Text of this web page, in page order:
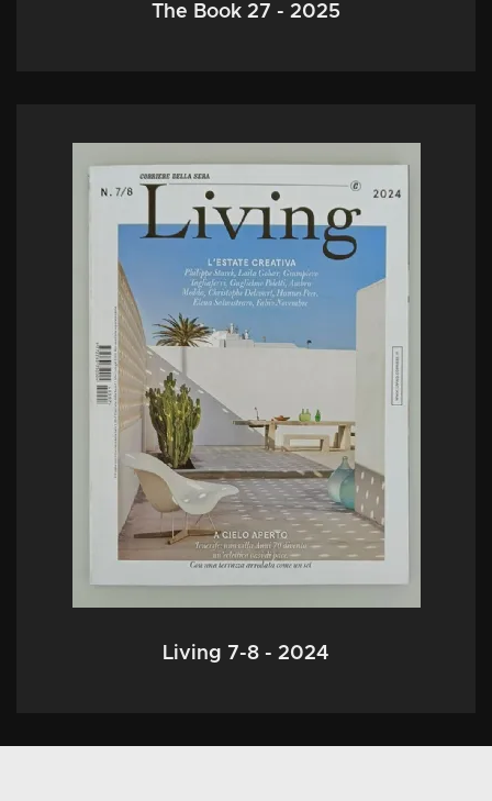
The Book 27 - 2025
Living 7-8 - 2024